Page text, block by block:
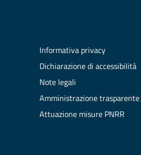
Informativa privacy
Dichiarazione di accessibilità
Note legali
Amministrazione trasparente
Attuazione misure PNRR